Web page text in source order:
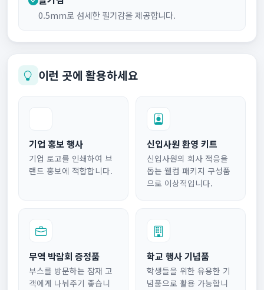
0.5mm로 섬세한 필기감을 제공합니다.
이런 곳에 활용하세요
기업 홍보 행사
기업 로고를 인쇄하여 브
랜드 홍보에 적합합니다.
신입사원 환영 키트
신입사원의 회사 적응을
돕는 웰컴 패키지 구성품
으로 이상적입니다.
무역 박람회 증정품
부스를 방문하는 잠재 고
객에게 나눠주기 좋습니
학교 행사 기념품
학생들을 위한 유용한 기
념품으로 활용 가능합니